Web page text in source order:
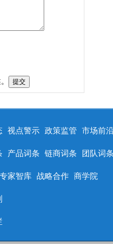
视点警示 政策监管 市场前
产品词条 链商词条 团队词条
专家智库 战略合作 商学院